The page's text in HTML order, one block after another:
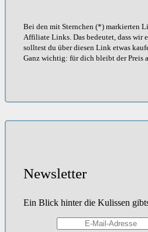
Bei den mit Sternchen (*) markierten
Affiliate Links. Das bedeutet, dass wir
solltest du über diesen Link etwas
Ganz wichtig: für dich bleibt der Preis
Newsletter
Ein Blick hinter die Kulissen